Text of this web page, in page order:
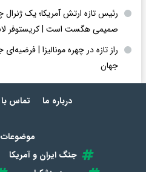
رئیس تازه ارتش آمریکا؛ یک
صمیمی هگست است | کریستوفر
راز تازه در چهره مونالیزا |
جهان
درباره ما تماس با
موضوعات
جنگ ایران و آمریکا